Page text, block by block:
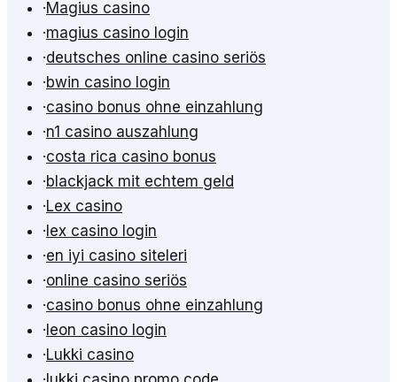
·Magius casino
·magius casino login
·deutsches online casino seriös
·bwin casino login
·casino bonus ohne einzahlung
·n1 casino auszahlung
·costa rica casino bonus
·blackjack mit echtem geld
·Lex casino
· lex casino login
·en iyi casino siteleri
·online casino seriös
·casino bonus ohne einzahlung
· leon casino login
·Lukki casino